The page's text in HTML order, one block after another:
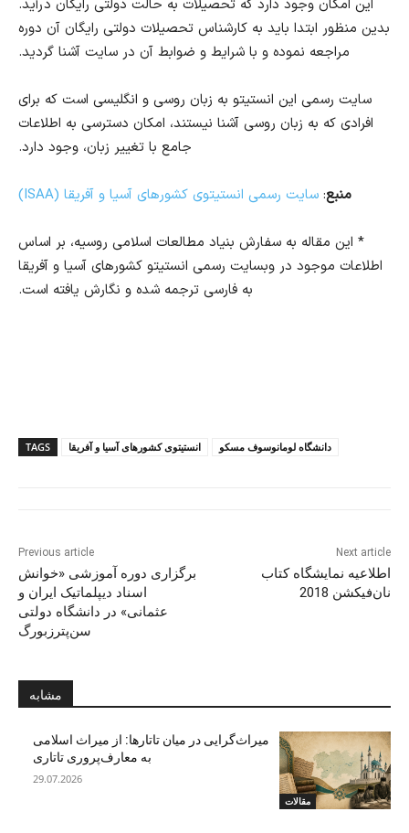
این امکان وجود دارد که تحصیلات به حالت دولتی رایگان درآید.
بدین منظور ابتدا باید به کارشناس تحصیلات دولتی رایگان آن دوره
مراجعه نموده و با شرایط و ضوابط آن در سایت آشنا گردید.
سایت رسمی این انستیتو به زبان روسی و انگلیسی است که برای
افرادی که به زبان روسی آشنا نیستند، امکان دسترسی به اطلاعات
جامع با تغییر زبان، وجود دارد.
منبع: سایت رسمی انستیتوی کشورهای آسیا و آفریقا (
ISAA
)
* این مقاله به سفارش بنیاد مطالعات اسلامی روسیه، بر اساس
اطلاعات موجود در وبسایت رسمی انستیتو کشورهای آسیا و آفریقا
به فارسی ترجمه شده و نگارش یافته است.
TAGS انستیتوی کشورهای آسیا و آفریقا دانشگاه لومانوسوف مسکو
Previous article
برگزاری دوره آموزشی «خوانش
اسناد دیپلماتیک ایران و
عثمانی» در دانشگاه دولتی
سن‌پترزبورگ
Next article
اطلاعیه نمایشگاه کتاب
نان‌فیکشن 2018
مشابه
مقالات
میراث‌گرایی در میان تاتارها: از میراث اسلامی
به معارف‌پروری تاتاری
29.07.2026